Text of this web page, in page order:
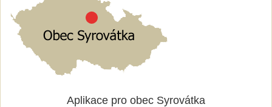
Aplikace pro obec Syrovátka